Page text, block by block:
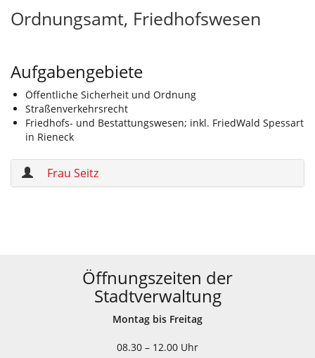
Ordnungsamt, Friedhofswesen
Aufgabengebiete
Öffentliche Sicherheit und Ordnung
Straßenverkehrsrecht
Friedhofs- und Bestattungswesen; inkl. FriedWald Spessart
in Rieneck
Frau Seitz
Öffnungszeiten der
Stadtverwaltung
Montag bis Freitag
08.30 – 12.00 Uhr